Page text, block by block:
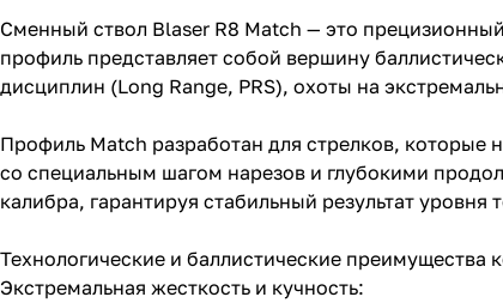
Сменный ствол Blaser R8 Match — это
профиль представляет собой вершину
дисциплин (Long Range, PRS), охоты на
Профиль Match разработан для стрелков, которые
со специальным шагом нарезов и глубокими
калибра, гарантируя стабильный результат
Технологические и баллистические преимущества
Экстремальная жесткость и кучность: